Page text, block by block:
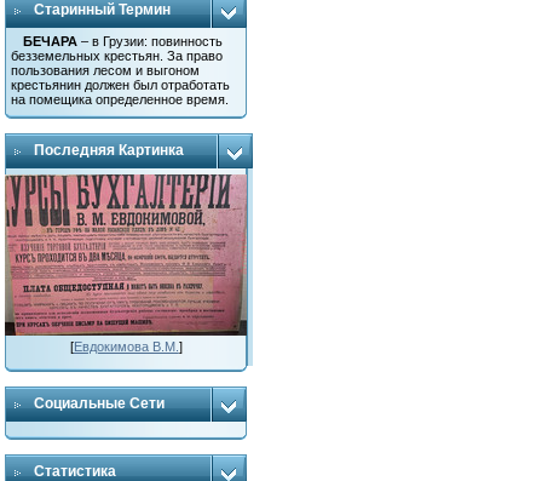
Старинный Термин
БЕЧАРА – в Грузии: повинность
безземельных крестьян. За право
пользования лесом и выгоном
крестьянин должен был отработать
на помещика определенное время.
Последняя Картинка
[Евдокимова В.М. ]
Социальные Сети
Статистика